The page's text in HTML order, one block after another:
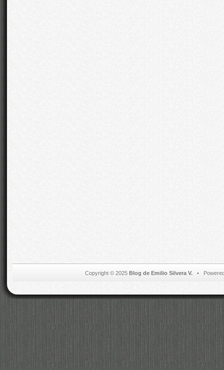
Copyright © 2025 Blog de Emilio Silvera V.•